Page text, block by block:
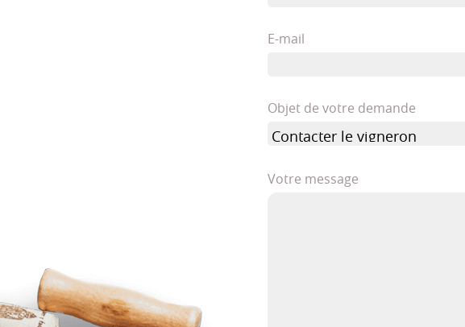
E-mail
Objet de votre demande
Votre message